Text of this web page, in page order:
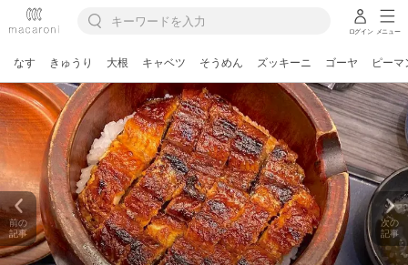
ログイン メニュー
なす きゅうり 大根 キャベツ そうめん ズッキーニ ゴーヤ ピーマ
前の
記事
次の
記事